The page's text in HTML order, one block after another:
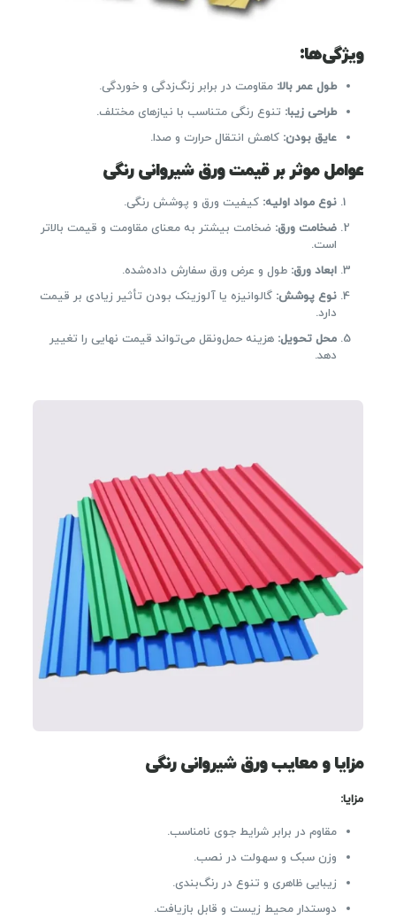
ویژگی‌ها:
طول عمر بالا: مقاومت در برابر زنگ‌زدگی و خوردگی.
طراحی زیبا: تنوع رنگی متناسب با نیازهای مختلف.
عایق بودن: کاهش انتقال حرارت و صدا.
عوامل موثر بر قیمت ورق شیروانی رنگی
نوع مواد اولیه: کیفیت ورق و پوشش رنگی.
ضخامت ورق: ضخامت بیشتر به معنای مقاومت و قیمت بالاتر
است.
ابعاد ورق: طول و عرض ورق سفارش داده‌شده.
نوع پوشش: گالوانیزه یا آلوزینک بودن تأثیر زیادی بر قیمت
دارد.
محل تحویل: هزینه حمل‌ونقل می‌تواند قیمت نهایی را تغییر
دهد.
مزایا و معایب ورق شیروانی رنگی
مزایا:
مقاوم در برابر شرایط جوی نامناسب.
وزن سبک و سهولت در نصب.
زیبایی ظاهری و تنوع در رنگ‌بندی.
دوستدار محیط زیست و قابل بازیافت.